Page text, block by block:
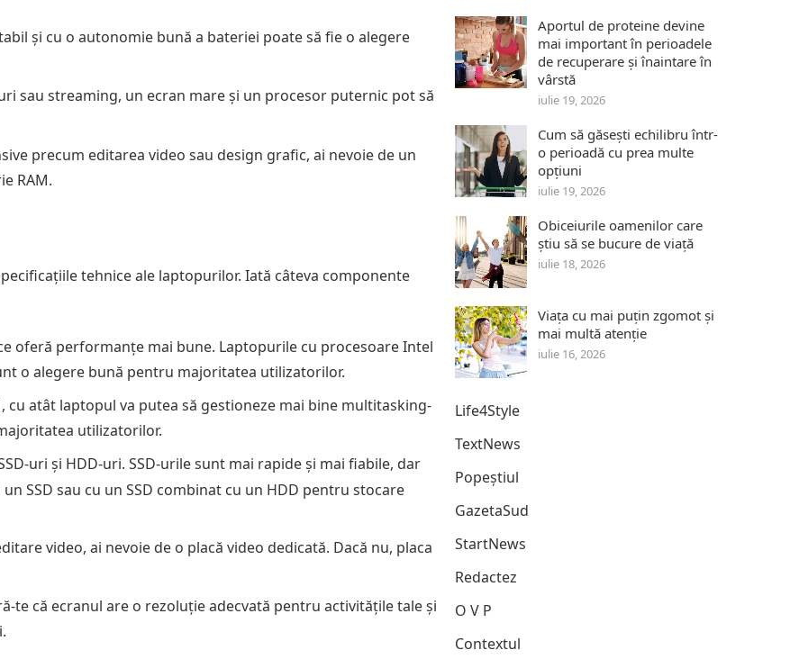
și cu o autonomie bună a bateriei poate să fie o alegere
sau streaming, un ecran mare și un procesor puternic pot să
precum editarea video sau design grafic, ai nevoie de un
RAM.
tehnice ale laptopurilor. Iată câteva componente
oferă performanțe mai bune. Laptopurile cu procesoare Intel
o alegere bună pentru majoritatea utilizatorilor.
cu atât laptopul va putea să gestioneze mai bine multitasking-
utilizatorilor.
uri și HDD-uri. SSD-urile sunt mai rapide și mai fiabile, dar
SSD sau cu un SSD combinat cu un HDD pentru stocare
video, ai nevoie de o placă video dedicată. Dacă nu, placa
te că ecranul are o rezoluție adecvată pentru activitățile tale și
Aportul de proteine devine
mai important în perioadele
de recuperare și înaintare în
vârstă
iulie 19, 2026
Cum să găsești echilibru într-
o perioadă cu prea multe
opțiuni
iulie 19, 2026
Obiceiurile oamenilor care
știu să se bucure de viață
iulie 18, 2026
Viața cu mai puțin zgomot și
mai multă atenție
iulie 16, 2026
Life4Style
TextNews
Popeștiul
GazetaSud
StartNews
Redactez
O V P
Contextul